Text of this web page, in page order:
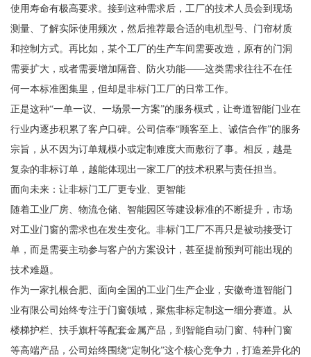
使用寿命有极高要求。接到这种需求后，工厂的技术人员会到现场
测量、了解实际使用频次，然后推荐最合适的电机型号、门帘材质
和控制方式。再比如，某个工厂的生产车间需要改造，原有的门洞
需要扩大，或者需要增加隔音、防火功能——这类需求往往不在任
何一本标准图集里，但却是非标门工厂的日常工作。
正是这种“一单一议、一场景一方案”的服务模式，让奇道智能门业在
行业内逐步积累了客户口碑。公司信奉“顾客至上、诚信合作”的服务
宗旨，从不因为订单规模小或定制难度大而敷衍了事。相反，越是
复杂的非标订单，越能体现出一家工厂的技术积累与责任担当。
面向未来：让非标门工厂更专业、更智能
随着工业厂房、物流仓储、智能园区等建设标准的不断提升，市场
对工业门窗的需求也在发生变化。非标门工厂不再只是被动接受订
单，而是需要主动参与客户的方案设计，甚至提前预判可能出现的
技术难题。
作为一家扎根合肥、面向全国的工业门生产企业，安徽奇道智能门
业有限公司始终专注于门窗领域，聚焦非标定制这一细分赛道。从
楼梯护栏、扶手旗杆等配套金属产品，到智能自动门窗、特种门窗
等高端产品，公司始终围绕“定制化”这个核心竞争力，打造差异化的